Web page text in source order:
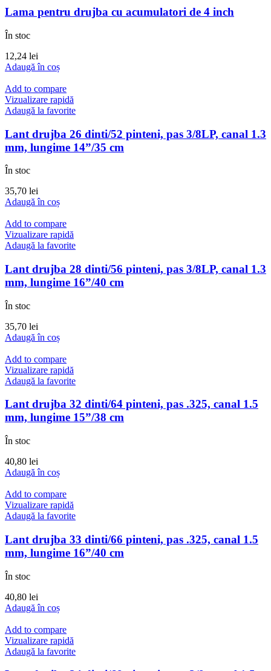
Lama pentru drujba cu acumulatori de 4 inch
În stoc
12,24 lei
Adaugă în coș
Add to compare
Vizualizare rapidă
Adaugă la favorite
Lant drujba 26 dinti/52 pinteni, pas 3/8LP, canal 1.3
mm, lungime 14”/35 cm
În stoc
35,70 lei
Adaugă în coș
Add to compare
Vizualizare rapidă
Adaugă la favorite
Lant drujba 28 dinti/56 pinteni, pas 3/8LP, canal 1.3
mm, lungime 16”/40 cm
În stoc
35,70 lei
Adaugă în coș
Add to compare
Vizualizare rapidă
Adaugă la favorite
Lant drujba 32 dinti/64 pinteni, pas .325, canal 1.5
mm, lungime 15”/38 cm
În stoc
40,80 lei
Adaugă în coș
Add to compare
Vizualizare rapidă
Adaugă la favorite
Lant drujba 33 dinti/66 pinteni, pas .325, canal 1.5
mm, lungime 16”/40 cm
În stoc
40,80 lei
Adaugă în coș
Add to compare
Vizualizare rapidă
Adaugă la favorite